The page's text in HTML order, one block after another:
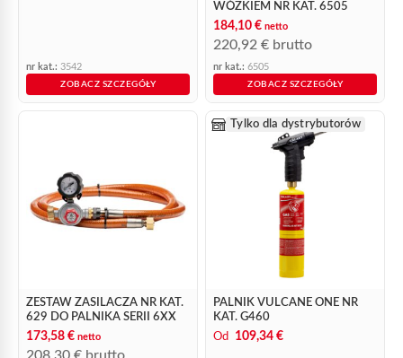
nr kat.: 3542
ZOBACZ SZCZEGÓŁY
WÓZKIEM NR KAT. 6505
184,10 € netto
220,92 € brutto
nr kat.: 6505
ZOBACZ SZCZEGÓŁY
ZESTAW ZASILACZA NR KAT.
629 DO PALNIKA SERII 6XX
173,58 € netto
Tylko dla dystrybutorów
PALNIK VULCANE ONE NR
KAT. G460
Od
109,34 €